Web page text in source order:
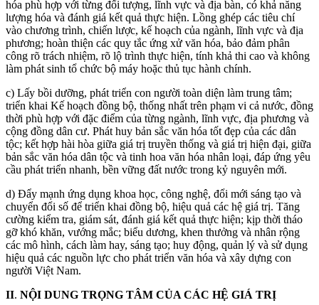
hóa phù hợp với từng đối tượng, lĩnh vực và địa bàn, có khả năng
lượng hóa và đánh giá kết quả thực hiện. Lồng ghép các tiêu chí
vào chương trình, chiến lược, kế hoạch của ngành, lĩnh vực và địa
phương; hoàn thiện các quy tắc ứng xử văn hóa, bảo đảm phân
công rõ trách nhiệm, rõ lộ trình thực hiện, tính khả thi cao và không
làm phát sinh tổ chức bộ máy hoặc thủ tục hành chính.
c) Lấy bồi dưỡng, phát triển con người toàn diện làm trung tâm;
triển khai Kế hoạch đồng bộ, thống nhất trên phạm vi cả nước, đồng
thời phù hợp với đặc điểm của từng ngành, lĩnh vực, địa phương và
cộng đồng dân cư. Phát huy bản sắc văn hóa tốt đẹp của các dân
tộc; kết hợp hài hòa giữa giá trị truyền thống và giá trị hiện đại, giữa
bản sắc văn hóa dân tộc và tinh hoa văn hóa nhân loại, đáp ứng yêu
cầu phát triển nhanh, bền vững đất nước trong kỷ nguyên mới.
d) Đẩy mạnh ứng dụng khoa học, công nghệ, đổi mới sáng tạo và
chuyển đổi số để triển khai đồng bộ, hiệu quả các hệ giá trị. Tăng
cường kiểm tra, giám sát, đánh giá kết quả thực hiện; kịp thời tháo
gỡ khó khăn, vướng mắc; biểu dương, khen thưởng và nhân rộng
các mô hình, cách làm hay, sáng tạo; huy động, quản lý và sử dụng
hiệu quả các nguồn lực cho phát triển văn hóa và xây dựng con
người Việt Nam.
II. NỘI DUNG TRỌNG TÂM CỦA CÁC HỆ GIÁ TRỊ